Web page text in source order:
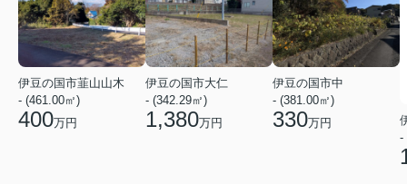
伊豆の国市韮山山木
- (461.00㎡)
400万円
伊豆の国市大仁
- (342.29㎡)
1,380万円
伊豆の国市中
- (381.00㎡)
330万円
-